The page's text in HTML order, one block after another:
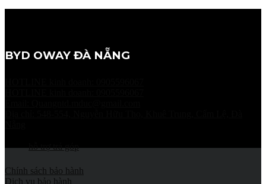
hỗ trợ trả góp
BYD OWAY ĐÀ NẴNG
Chính sách bảo hành
Dịch vụ bảo hành